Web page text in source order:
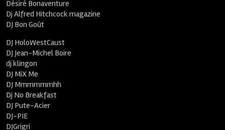
Désiré Bonaventure
Dj Alfred Hitchcock magazine
DJ Bon Goût
DJ HoloWestCaust
DJ Jean-Michel Boire
dj klingon
DJ MiX Me
DJ Mmmmmmhh
Dj No Breakfast
DJ Pute-Acier
DJ-PIE
DJGrigri